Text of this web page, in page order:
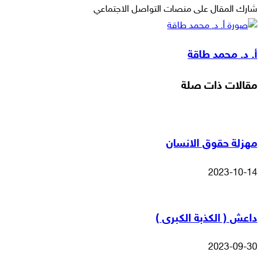
شارك المقال على منصات التواصل الاجتماعي
فيسبوك
‫X
ماسنجر
ماسنجر
واتساب
تيلقرام
ڤايبر
لاين
مشاركة
البريد
طباعة
أ. د. محمد طاقة
مقالات ذات صلة
مهزلة حقوق الانسان
2023-10-14
داعش ( الكذبة الكبرى )
2023-09-30